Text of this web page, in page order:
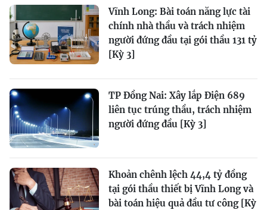
Vĩnh Long: Bài toán năng lực tài
chính nhà thầu và trách nhiệm
người đứng đầu tại gói thầu 131 tỷ
[Kỳ 3]
TP Đồng Nai: Xây lắp Điện 689
liên tục trúng thầu, trách nhiệm
người đứng đầu [Kỳ 3]
Khoản chênh lệch 44,4 tỷ đồng
tại gói thầu thiết bị Vĩnh Long và
bài toán hiệu quả đầu tư công [Kỳ